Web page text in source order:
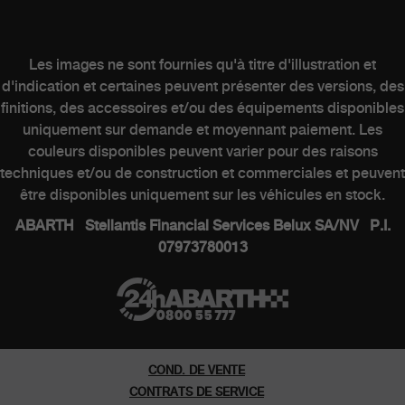
Contactez un point de vente
MONDE ABARTH
Heritage
Histoire
Series speciales
Les images ne sont fournies qu'à titre d'illustration et
d'indication et certaines peuvent présenter des versions, des
finitions, des accessoires et/ou des équipements disponibles
uniquement sur demande et moyennant paiement. Les
couleurs disponibles peuvent varier pour des raisons
techniques et/ou de construction et commerciales et peuvent
être disponibles uniquement sur les véhicules en stock.
ABARTH Stellantis Financial Services Belux SA/NV P.I.
07973780013
COND. DE VENTE
CONTRATS DE SERVICE